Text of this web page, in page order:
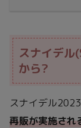
スナイデ
から?
スナイデル
再販が実施され